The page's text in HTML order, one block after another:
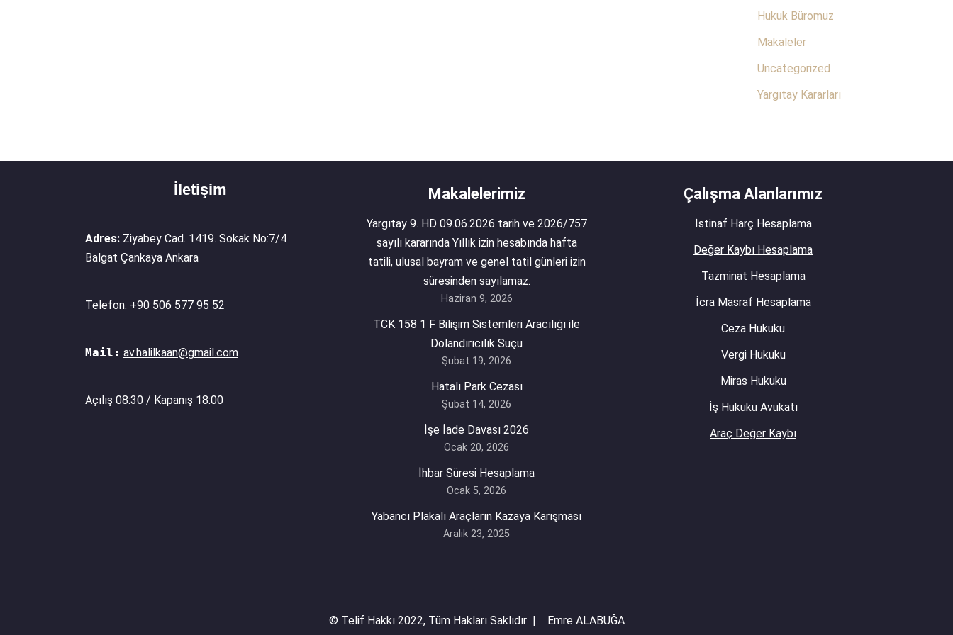
Hukuk Büromuz
Makaleler
Uncategorized
Yargıtay Kararları
İletişim
Adres: Ziyabey Cad. 1419. Sokak No:7/4
Balgat Çankaya Ankara
Telefon: +90 506 577 95 52
Mail: av.halilkaan@gmail.com
Açılış 08:30 / Kapanış 18:00
Makalelerimiz
Yargıtay 9. HD 09.06.2026 tarih ve 2026/757
sayılı kararında Yıllık izin hesabında hafta
tatili, ulusal bayram ve genel tatil günleri izin
süresinden sayılamaz.
Haziran 9, 2026
TCK 158 1 F Bilişim Sistemleri Aracılığı ile
Dolandırıcılık Suçu
Şubat 19, 2026
Hatalı Park Cezası
Şubat 14, 2026
İşe İade Davası 2026
Ocak 20, 2026
İhbar Süresi Hesaplama
Ocak 5, 2026
Yabancı Plakalı Araçların Kazaya Karışması
Aralık 23, 2025
Çalışma Alanlarımız
İstinaf Harç Hesaplama
Değer Kaybı Hesaplama
Tazminat Hesaplama
İcra Masraf Hesaplama
Ceza Hukuku
Vergi Hukuku
Miras Hukuku
İş Hukuku Avukatı
Araç Değer Kaybı
© Telif Hakkı 2022, Tüm Hakları Saklıdır | Emre ALABUĞA